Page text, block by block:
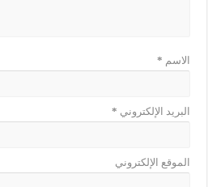
الاسم *
البريد الإلكتروني *
الموقع الإلكتروني